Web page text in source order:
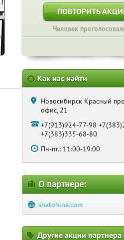
ПОВТОРИТЬ
Человек
Как нас найти
Новосибирск Красный
офис, 21
+7(913)924-77-98
+7(383)335-68-80
Пн-пт.: 11:00-19:00
О партнере:
shatohina.com
Другие акции партнера